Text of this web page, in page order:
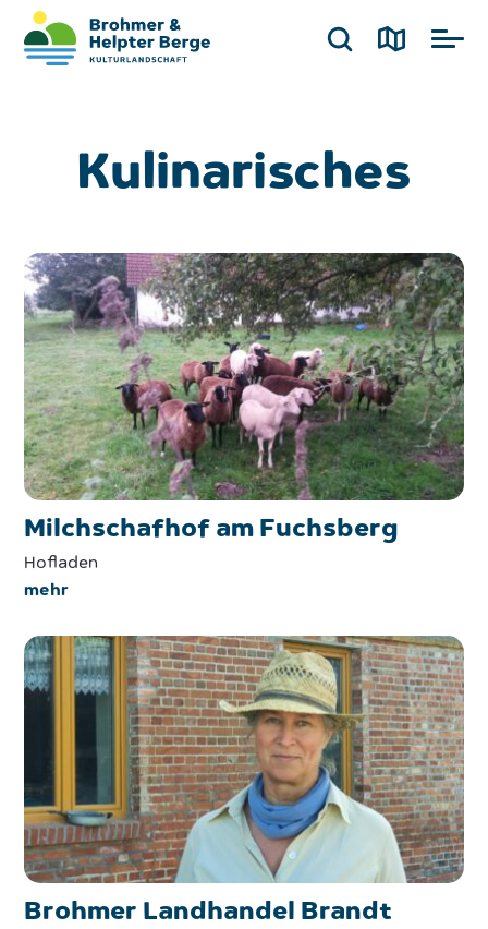
Kulinarisches
Milchschafhof am Fuchsberg
Hofladen
mehr
Brohmer Landhandel Brandt